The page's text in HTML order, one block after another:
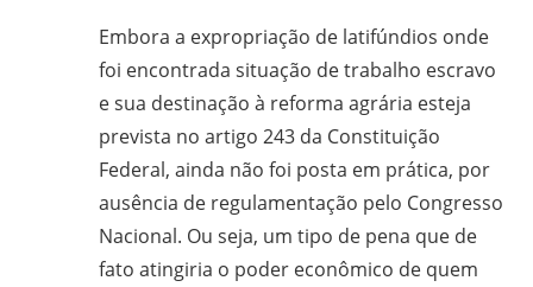
Embora a expropriação de latifúndios onde
foi encontrada situação de trabalho escravo
e sua destinação à reforma agrária esteja
prevista no artigo 243 da Constituição
Federal, ainda não foi posta em prática, por
ausência de regulamentação pelo Congresso
Nacional. Ou seja, um tipo de pena que de
fato atingiria o poder econômico de quem